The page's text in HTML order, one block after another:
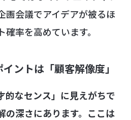
画会議でアイデアが被るほ
率を高めています。
ントは「顧客解像度」
なセンス」に見えがちで
の深さにあります。ここは